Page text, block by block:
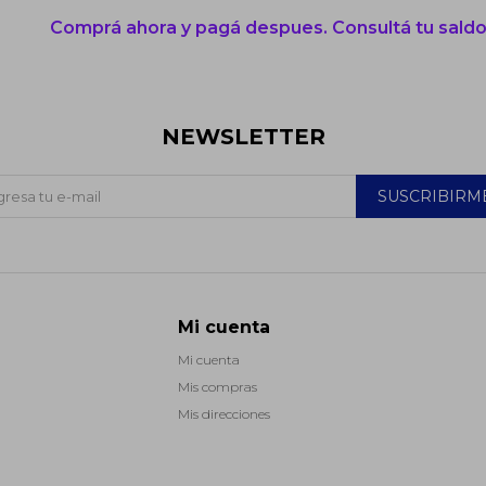
Comprá ahora y pagá despues. Consultá tu
Mi cuenta
Mi cuenta
Mis compras
Mis direcciones
NEWSLETTER